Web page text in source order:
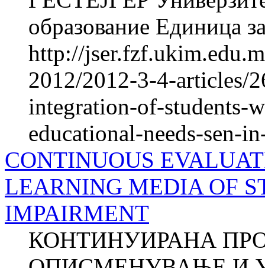
образование Единица
http://
2012/2012-3-4-articles/
integration-of-students-
educational-needs-sen-
CONTINUOUS
LEARNING MEDIA OF
IMPAIRMENT
КОНТИНУИРАНА